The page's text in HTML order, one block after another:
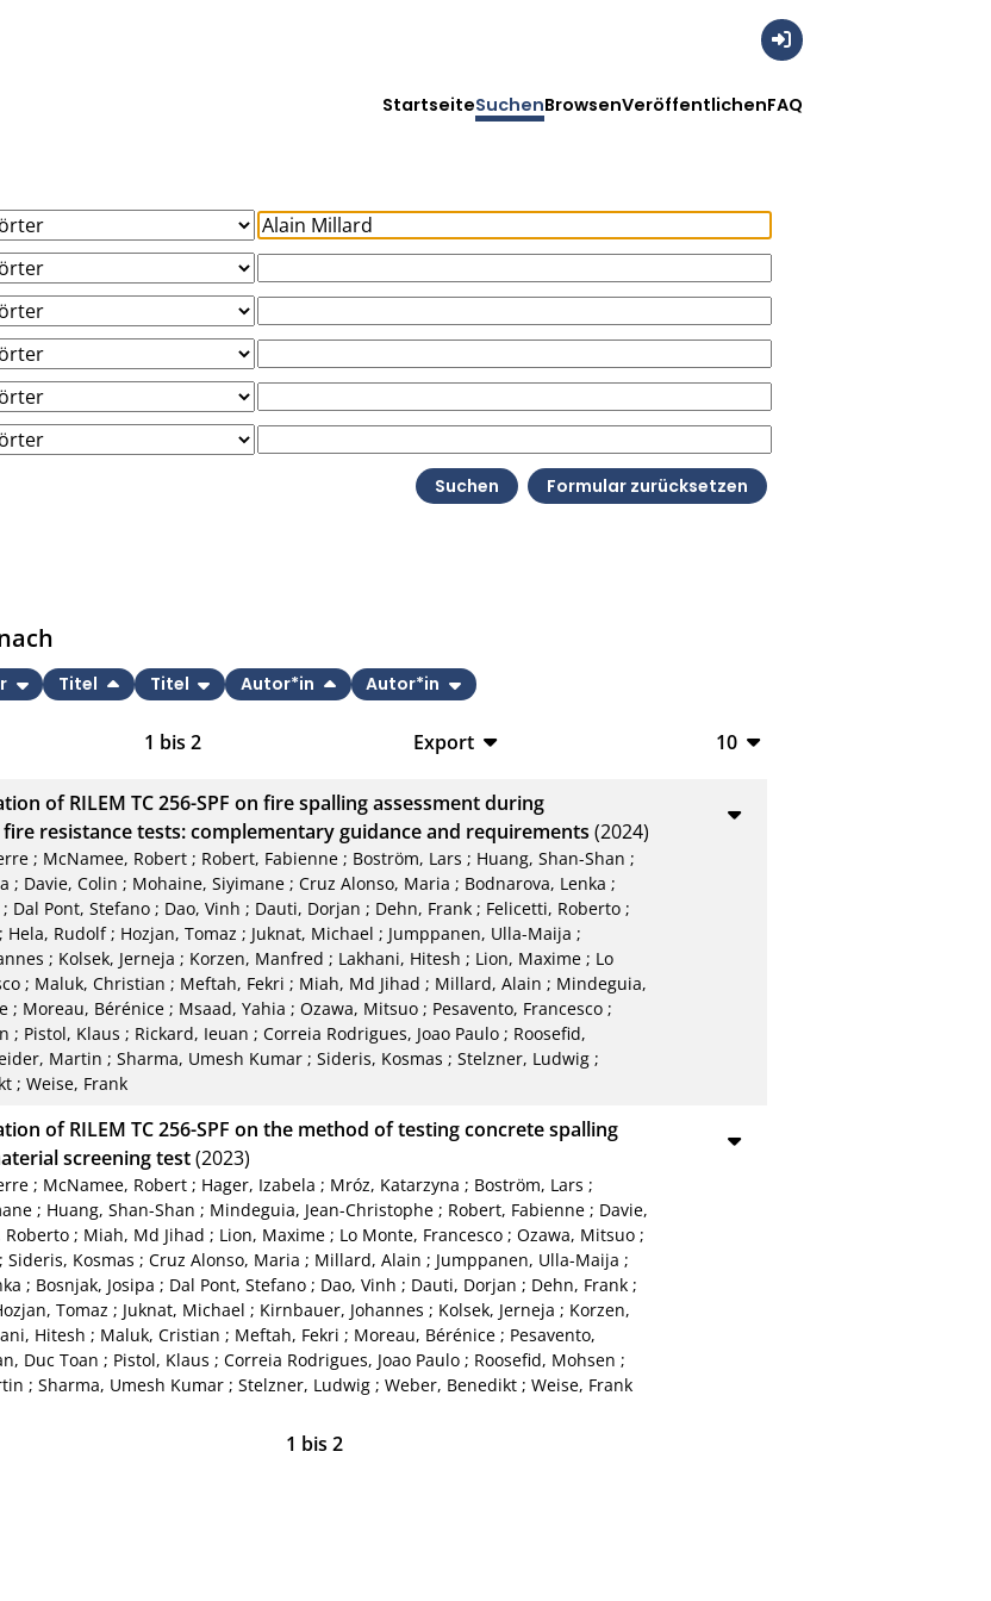
StartseiteSuchenBrowsenVeröffentlichenFAQ
1 bis2
Export
CSV
RIS
XML
10
20
Titel Titel Autor*in Autor*in
of RILEM TC 256-SPF on fire spalling assessment during
resistance tests: complementary guidance and requirements (2024)
; McNamee, Robert ; Robert, Fabienne ; Boström, Lars ; Huang, Shan-Shan ;
; Davie, Colin ; Mohaine, Siyimane; Cruz Alonso, Maria ; Bodnarova, Lenka ;
; Dal Pont, Stefano; Dao, Vinh ; Dauti, Dorjan ; Dehn, Frank; Felicetti, Roberto;
; Hela, Rudolf; Hozjan, Tomaz ; Juknat, Michael ; Jumppanen, Ulla-Maija ;
; Kolsek, Jerneja ; Korzen, Manfred ; Lakhani, Hitesh ; Lion, Maxime; Lo
; Maluk, Christian ; Meftah, Fekri ; Miah, Md Jihad ; Millard, Alain ; Mindeguia,
; Moreau, Bérénice; Msaad, Yahia ; Ozawa, Mitsuo; Pesavento, Francesco;
; Pistol, Klaus ; Rickard, Ieuan ; Correia Rodrigues, Joao Paulo; Roosefid,
Martin ; Sharma, Umesh Kumar; Sideris, Kosmas ; Stelzner, Ludwig;
; Weise, Frank
of RILEM TC 256-SPF on the method of testing concrete spalling
screening test(2023)
; McNamee, Robert ; Hager, Izabela ; Mróz, Katarzyna ; Boström, Lars ;
; Huang, Shan-Shan ; Mindeguia, Jean-Christophe; Robert, Fabienne; Davie,
Roberto; Miah, Md Jihad ; Lion, Maxime; Lo Monte, Francesco; Ozawa, Mitsuo;
; Sideris, Kosmas ; Cruz Alonso, Maria ; Millard, Alain ; Jumppanen, Ulla-Maija ;
; Bosnjak, Josipa ; Dal Pont, Stefano; Dao, Vinh ; Dauti, Dorjan ; Dehn, Frank;
Tomaz ; Juknat, Michael ; Kirnbauer, Johannes ; Kolsek, Jerneja ; Korzen,
Hitesh ; Maluk, Cristian ; Meftah, Fekri ; Moreau, Bérénice; Pesavento,
Duc Toan ; Pistol, Klaus ; Correia Rodrigues, Joao Paulo; Roosefid, Mohsen ;
; Sharma, Umesh Kumar; Stelzner, Ludwig; Weber, Benedikt; Weise, Frank
1 bis 2